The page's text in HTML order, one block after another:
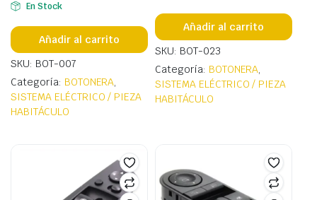
En Stock
Añadir al carrito
SKU: BOT-007
Categoría: BOTONERA,
SISTEMA ELÉCTRICO / PIEZA
HABITÁCULO
Añadir al carrito
SKU: BOT-023
Categoría: BOTONERA,
SISTEMA ELÉCTRICO / PIEZA
HABITÁCULO